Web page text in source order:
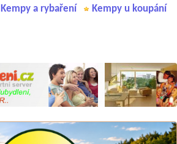
Kempy a rybaření
Kempy u koupání